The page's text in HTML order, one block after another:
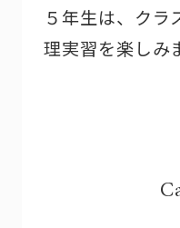
５年生は、クラ
理実習を楽しみ